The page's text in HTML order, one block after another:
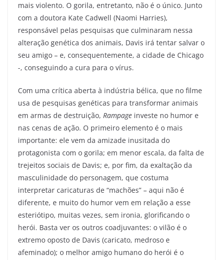
mais violento. O gorila, entretanto, não é o único. Junto
com a doutora Kate Cadwell (Naomi Harries),
responsável pelas pesquisas que culminaram nessa
alteração genética dos animais, Davis irá tentar salvar o
seu amigo – e, consequentemente, a cidade de Chicago
-, conseguindo a cura para o vírus.
Com uma crítica aberta à indústria bélica, que no filme
usa de pesquisas genéticas para transformar animais
em armas de destruição, Rampage investe no humor e
nas cenas de ação. O primeiro elemento é o mais
importante: ele vem da amizade inusitada do
protagonista com o gorila; em menor escala, da falta de
trejeitos sociais de Davis; e, por fim, da exaltação da
masculinidade do personagem, que costuma
interpretar caricaturas de “machões” – aqui não é
diferente, e muito do humor vem em relação a esse
esteriótipo, muitas vezes, sem ironia, glorificando o
herói. Basta ver os outros coadjuvantes: o vilão é o
extremo oposto de Davis (caricato, medroso e
afeminado); o melhor amigo humano do herói é o